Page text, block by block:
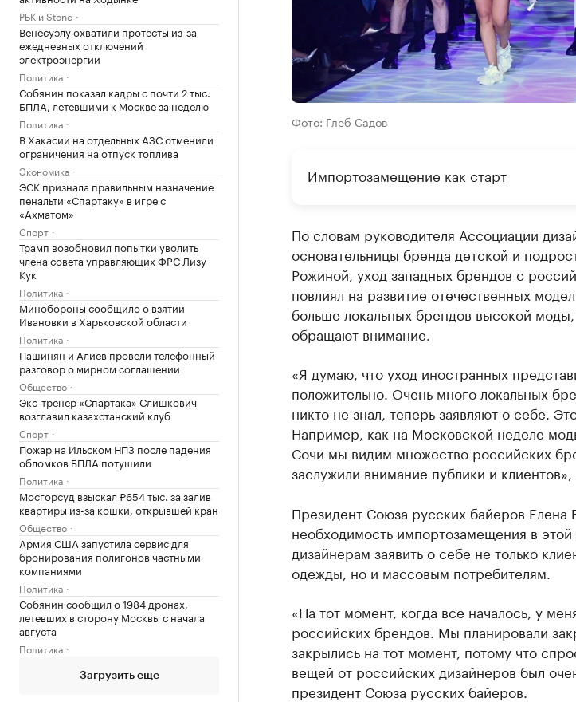
РБК и Stone
Венесуэлу охватили протесты из-за
ежедневных отключений
электроэнергии
Политика
Собянин показал кадры с почти 2 тыс.
БПЛА, летевшими к Москве за неделю
Политика
В Хакасии на отдельных АЗС отменили
ограничения на отпуск топлива
Экономика
ЭСК признала правильным назначение
пенальти «Спартаку» в игре с
«Ахматом»
Спорт
Трамп возобновил попытки уволить
члена совета управляющих ФРС Лизу
Кук
Политика
Минобороны сообщило о взятии
Ивановки в Харьковской области
Политика
Пашинян и Алиев провели телефонный
разговор о мирном соглашении
Общество
Экс-тренер «Спартака» Слишкович
возглавил казахстанский клуб
Спорт
Пожар на Ильском НПЗ после падения
обломков БПЛА потушили
Политика
Мосгорсуд взыскал ₽654 тыс. за залив
квартиры из-за кошки, открывшей кран
Общество
Армия США запустила сервис для
бронирования полигонов частными
компаниями
Политика
Собянин сообщил о 1984 дронах,
летевших в сторону Москвы с начала
августа
Политика
Загрузить еще
Фото: Глеб Садов
Импортозамещение как старт
По словам руководителя Ассоциации
основательницы бренда детской и
Рожиной, уход западных брендов с
повлиял на развитие отечественных
больше локальных брендов высокой
обращают внимание.
«Я думаю, что уход иностранных
положительно. Очень много локальных
никто не знал, теперь заявляют о себе.
Например, как на Московской неделе
Сочи мы видим множество российских
заслужили внимание публики и клиентов»,
Президент Союза русских байеров Елена
необходимость импортозамещения в
дизайнерам заявить о себе не только
одежды, но и массовым потребителям.
«На тот момент, когда все началось, у
российских брендов. Мы планировали
закрылись на тот момент, потому что
вещей от российских дизайнеров был
президент Союза русских байеров.